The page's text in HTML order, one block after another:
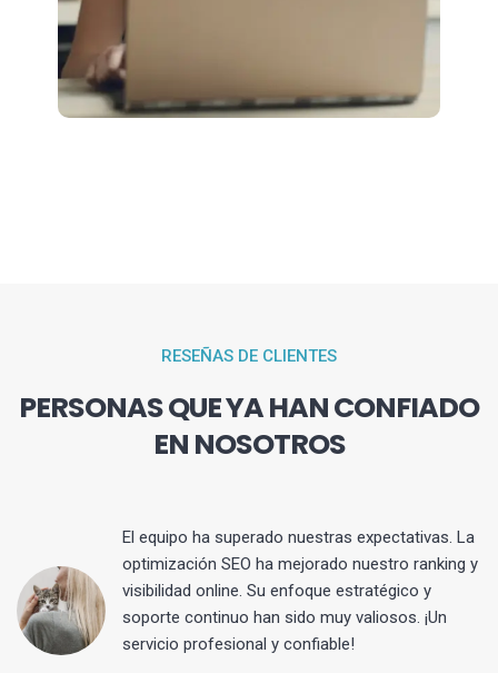
RESEÑAS DE CLIENTES
PERSONAS QUE YA HAN CONFIADO
EN NOSOTROS
El equipo ha superado nuestras expectativas. La
optimización SEO ha mejorado nuestro ranking y
visibilidad online. Su enfoque estratégico y
soporte continuo han sido muy valiosos. ¡Un
servicio profesional y confiable!